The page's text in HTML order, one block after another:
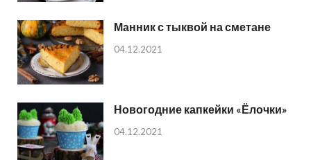
Манник с тыквой на сметане
04.12.2021
Новогодние капкейки «Ёлочки»
04.12.2021